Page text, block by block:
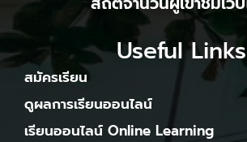
Useful Links
สมัครเรียน
ดูผลการเรียนออนไลน์
เรียนออนไลน์ Online Learning